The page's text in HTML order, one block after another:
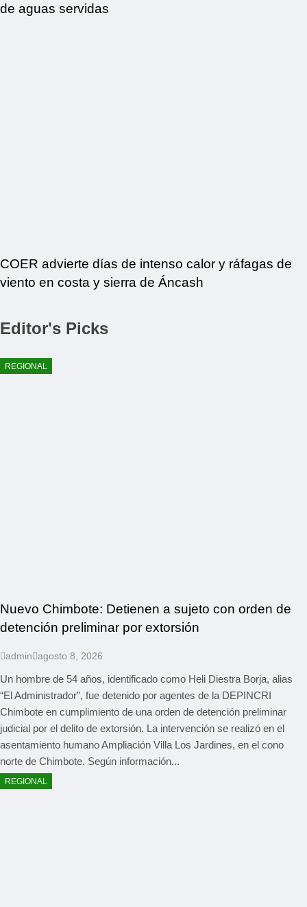
de aguas servidas
COER advierte días de intenso calor y ráfagas de
viento en costa y sierra de Áncash
Editor's Picks
REGIONAL
Nuevo Chimbote: Detienen a sujeto con orden de
detención preliminar por extorsión
admin agosto 8, 2026
Un hombre de 54 años, identificado como Heli Diestra Borja, alias
“El Administrador”, fue detenido por agentes de la DEPINCRI
Chimbote en cumplimiento de una orden de detención preliminar
judicial por el delito de extorsión. La intervención se realizó en el
asentamiento humano Ampliación Villa Los Jardines, en el cono
norte de Chimbote. Según información...
REGIONAL